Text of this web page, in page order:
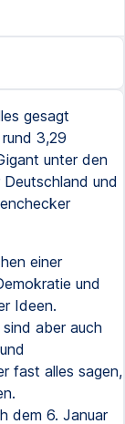
gesagt
3,29
unter den
und
einer
und
Ideen.
aber auch
fast alles sagen,
dem 6. Januar